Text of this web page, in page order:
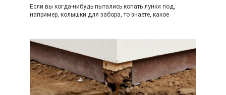
Если вы когда-нибудь пытались копать лунки под,
например, колышки для забора, то знаете, какое